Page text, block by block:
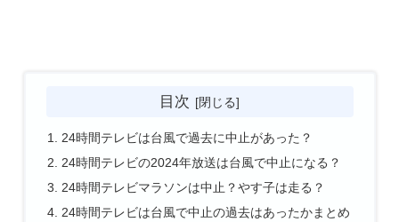
目次
24時間テレビは台風で過去に中止があった？
24時間テレビの2024年放送は台風で中止になる？
24時間テレビマラソンは中止？やす子は走る？
24時間テレビは台風で中止の過去はあったかまとめ